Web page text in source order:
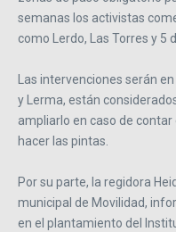
semanas los activistas
como Lerdo, Las Torres y 5
Las intervenciones serán
y Lerma, están
ampliarlo en caso de
hacer las pintas.
Por su parte, la regidora
municipal de Movilidad,
en el plantamiento del